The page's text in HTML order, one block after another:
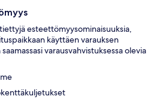
esteettömyysominaisuuksia,
käyttäen varauksen
varausvahvistuksessa olevia